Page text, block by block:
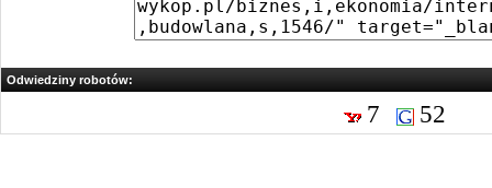
Odwiedziny robotów:
7 52